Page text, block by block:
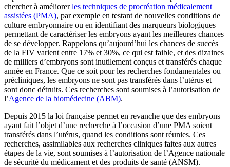
chercher à améliorerles techniques de procréation médicalement
assistées (PMA), par exemple en testant de nouvelles conditions de
culture embryonnaire ou en identifiant des marqueurs biologiques
permettant de caractériser les embryons ayant les meilleures chances
de se développer. Rappelons qu’aujourd’hui les chances de succès
de la FIV varient entre 17% et 30%, ce qui est faible, et des dizaines
de milliers d’embryons sont inutilement conçus et transférés chaque
année en France. Que ce soit pour les recherches fondamentales ou
précliniques, les embryons ne sont pas transférés dans l’utérus et
sont donc détruits. Ces recherches sont soumises à l’autorisation de
l’Agence de la biomédecine (ABM).
Depuis 2015 la loi française permet en revanche que des embryons
ayant fait l’objet d’une recherche à l’occasion d’une PMA soient
transférés dans l’utérus, quand les conditions sont réunies. Ces
recherches, assimilables aux recherches cliniques faites aux autres
étapes de la vie, sont soumises à l’autorisation de l’Agence nationale
de sécurité du médicament et des produits de santé (ANSM).